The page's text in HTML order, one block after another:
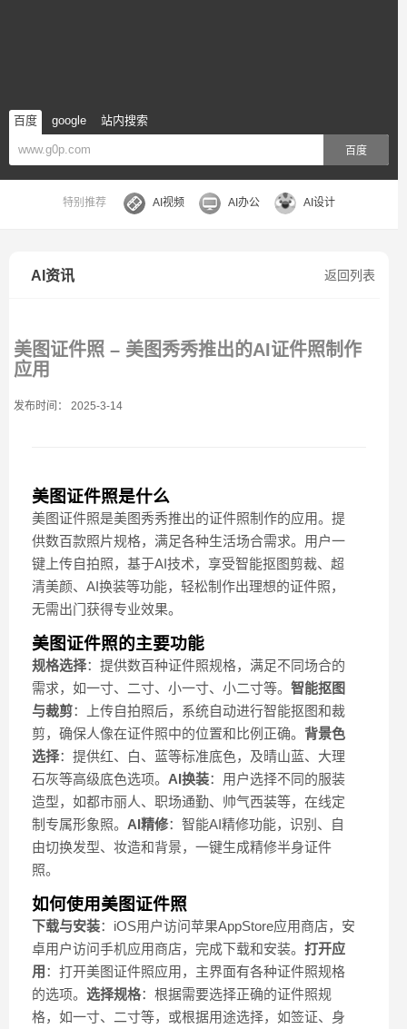
百度 google 站内搜索
百度
特别推荐 AI视频 AI办公 AI设计
返回列表
AI资讯
美图证件照 – 美图秀秀推出的AI证件照制作
应用
发布时间： 2025-3-14
美图证件照是什么
美图证件照是美图秀秀推出的证件照制作的应用。提
供数百款照片规格，满足各种生活场合需求。用户一
键上传自拍照，基于AI技术，享受智能抠图剪裁、超
清美颜、AI换装等功能，轻松制作出理想的证件照，
无需出门获得专业效果。
美图证件照的主要功能
规格选择：提供数百种证件照规格，满足不同场合的
需求，如一寸、二寸、小一寸、小二寸等。 智能抠图
与裁剪：上传自拍照后，系统自动进行智能抠图和裁
剪，确保人像在证件照中的位置和比例正确。 背景色
选择：提供红、白、蓝等标准底色，及晴山蓝、大理
石灰等高级底色选项。 AI换装：用户选择不同的服装
造型，如都市丽人、职场通勤、帅气西装等，在线定
制专属形象照。 AI精修：智能AI精修功能，识别、自
由切换发型、妆造和背景，一键生成精修半身证件
照。
如何使用美图证件照
下载与安装：iOS用户访问苹果AppStore应用商店，安
卓用户访问手机应用商店，完成下载和安装。 打开应
用 ：打开美图证件照应用，主界面有各种证件照规格
的选项。 选择规格：根据需要选择正确的证件照规
格，如一寸、二寸等，或根据用途选择，如签证、身